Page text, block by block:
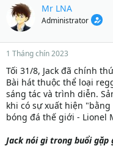
Mr LNA
Administrator
1 Tháng chín 2023
Tối 31/8, Jack đã chính
Bài hát thuộc thể loại
sáng tác và trình diễn.
khi có sự xuất hiện
bóng đá thế giới - Lionel
Jack nói gì trong buổi gặp